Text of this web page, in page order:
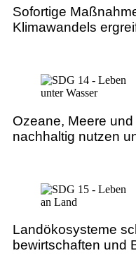
Sofortige
Klimawandels
Ozeane, Meere
nachhaltig nutzen
Landökosysteme
bewirtschaften und